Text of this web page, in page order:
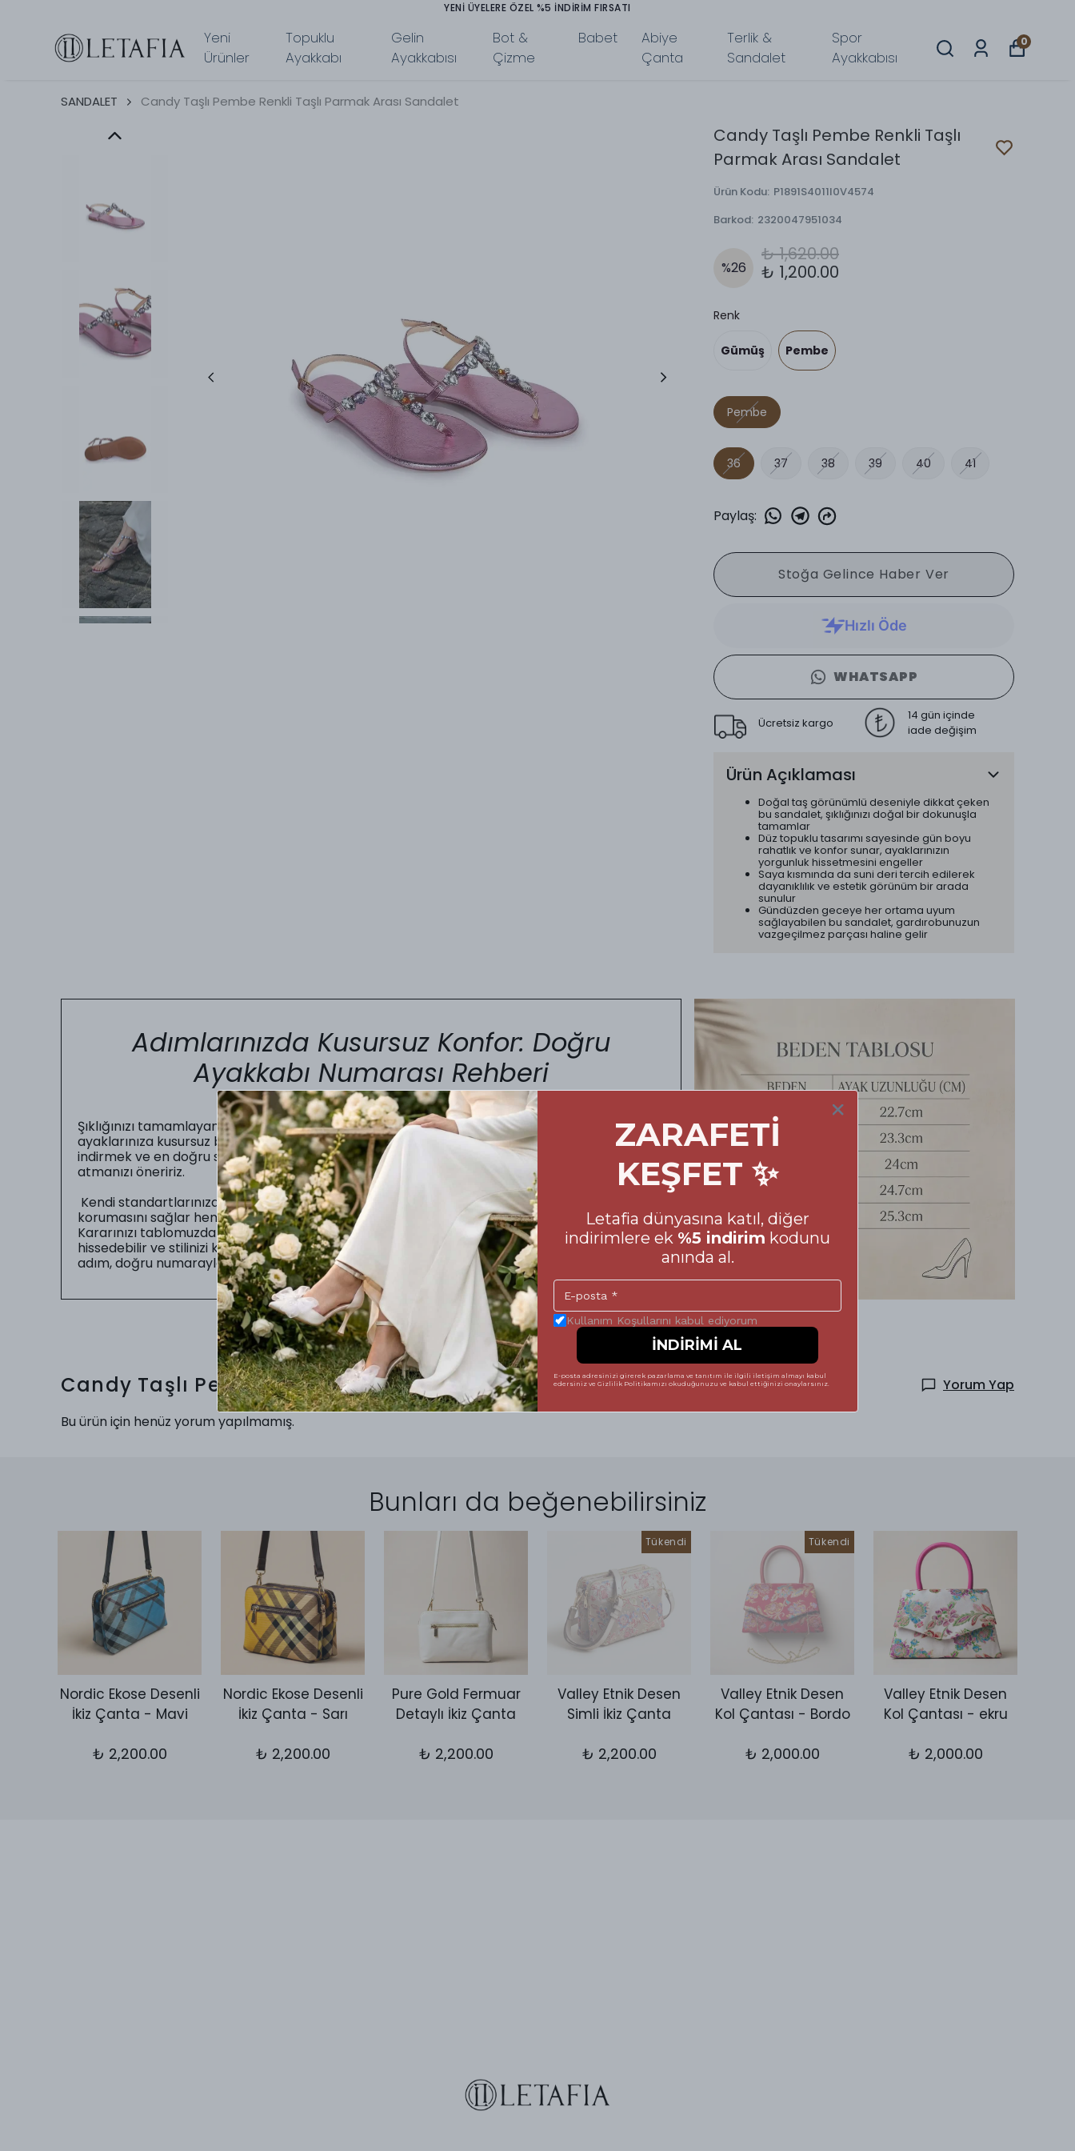
YENİ ÜYELERE ÖZEL %5 İNDİRİM FIRSATI
Yeni
Ürünler
Topuklu
Ayakkabı
Gelin
Ayakkabısı
Bot &
Çizme
Babet
Abiye
Çanta
Terlik &
Sandalet
Spor
Ayakkabısı
0
SANDALET Candy Taşlı Pembe Renkli Taşlı Parmak Arası Sandalet
Candy Taşlı Pembe Renkli Taşlı
Parmak Arası Sandalet
Ürün Kodu: P1891S4011I0V4574
Barkod: 2320047951034
%26
₺ 1,620.00
₺ 1,200.00
Renk
Gümüş Pembe
Pembe
36 37 38 39 40 41
Paylaş:
Stoğa Gelince Haber Ver
WHATSAPP
Ücretsiz kargo
14 gün içinde
iade değişim
Ürün Açıklaması
Doğal taş görünümlü deseniyle dikkat çeken
bu sandalet, şıklığınızı doğal bir dokunuşla
tamamlar
Düz topuklu tasarımı sayesinde gün boyu
rahatlık ve konfor sunar, ayaklarınızın
yorgunluk hissetmesini engeller
Saya kısmında da suni deri tercih edilerek
dayanıklılık ve estetik görünüm bir arada
sunulur
Gündüzden geceye her ortama uyum
sağlayabilen bu sandalet, gardırobunuzun
vazgeçilmez parçası haline gelir
Adımlarınızda Kusursuz Konfor: Doğru
Ayakkabı Numarası Rehberi
Şıklığınızı tamamlayan en önemli unsur, gün boyu size eşlik eden ayakkabılarınızın
ayaklarınıza kusursuz bir şekilde oturmasıdır. Alışveriş sürecinizde yanılma payını en aza
indirmek ve en doğru seçimi yapabilmeniz için hazırladığımız beden tablosuna mutlaka göz
atmanızı öneririz.
Kendi standartlarınıza uygun numarayı seçmek, hem ayakkabının formunu uzun süre
korumasını sağlar hem de sizin gün boyu zahmetsiz bir şıklık sergilemenize yardımcı olur.
Kararınızı tablomuzdaki ölçüler doğrultusunda vererek, Letafia kalitesini her adımda
hissedebilir ve stilinizi kusursuz bir uyumla tamamlayabilirsiniz. Unutmayın; mükemmel bir
adım, doğru numarayla başlar.
Candy Taşlı Pembe Renkli Taşlı Parmak Arası Sandalet Yorumlar
Yorum Yap
Bu ürün için henüz yorum yapılmamış.
Bunları da beğenebilirsiniz
Nordic Ekose Desenli
İkiz Çanta - Mavi
₺ 2,200.00
Nordic Ekose Desenli
İkiz Çanta - Sarı
₺ 2,200.00
Pure Gold Fermuar
Detaylı İkiz Çanta
₺ 2,200.00
Tükendi
Valley Etnik Desen
Simli İkiz Çanta
₺ 2,200.00
Tükendi
Valley Etnik Desen
Kol Çantası - Bordo
₺ 2,000.00
Valley Etnik Desen
Kol Çantası - ekru
₺ 2,000.00
ZARAFETİ
KEŞFET ✨
Letafia dünyasına katıl, diğer
indirimlere ek %5 indirim kodunu
anında al.
Kullanım Koşullarını kabul ediyorum
İNDİRİMİ AL
E-posta adresinizi girerek pazarlama ve tanıtım ile ilgili iletişim almayı kabul
edersiniz ve Gizlilik Politikamızı okuduğunuzu ve kabul ettiğinizi onaylarsınız.